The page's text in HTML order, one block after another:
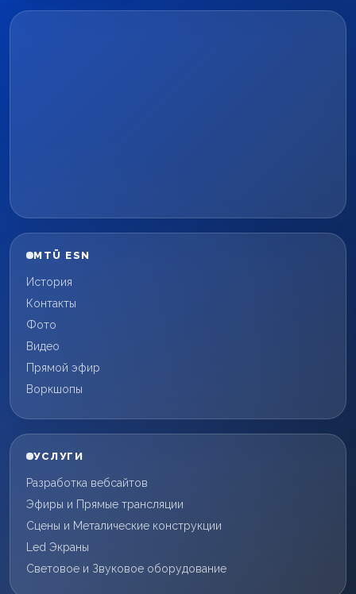
MTÜ ESN
История
Контакты
Фото
Видео
Прямой эфир
Воркшопы
УСЛУГИ
Разработка вебсайтов
Эфиры и Прямые трансляции
Сцены и Металические конструкции
Led Экраны
Световое и Звуковое оборудование